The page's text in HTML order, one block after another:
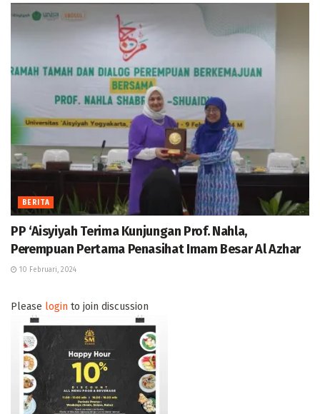
BERITA
PP ‘Aisyiyah Terima Kunjungan Prof. Nahla,
Perempuan Pertama Penasihat Imam Besar Al Azhar
10 Februari, 2024
Please login to join discussion